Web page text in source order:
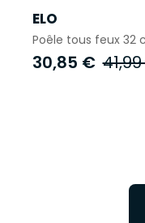
ELO
Poêle tous feux 32
30,85 €